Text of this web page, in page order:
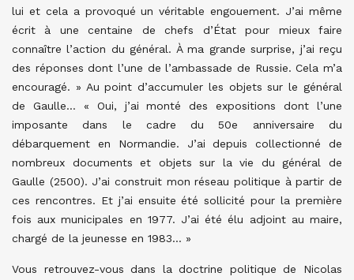
lui et cela a provoqué un véritable engouement. J’ai même
écrit à une centaine de chefs d’État pour mieux faire
connaître l’action du général. À ma grande surprise, j’ai reçu
des réponses dont l’une de l’ambassade de Russie. Cela m’a
encouragé. » Au point d’accumuler les objets sur le général
de Gaulle… « Oui, j’ai monté des expositions dont l’une
imposante dans le cadre du 50e anniversaire du
débarquement en Normandie. J’ai depuis collectionné de
nombreux documents et objets sur la vie du général de
Gaulle (2500). J’ai construit mon réseau politique à partir de
ces rencontres. Et j’ai ensuite été sollicité pour la première
fois aux municipales en 1977. J’ai été élu adjoint au maire,
chargé de la jeunesse en 1983… »
Vous retrouvez-vous dans la doctrine politique de Nicolas